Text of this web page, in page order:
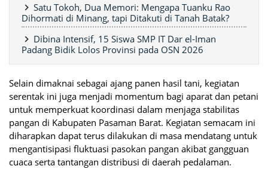
Satu Tokoh, Dua Memori: Mengapa Tuanku Rao
Dihormati di Minang, tapi Ditakuti di Tanah Batak?
Dibina Intensif, 15 Siswa SMP IT Dar el-Iman
Padang Bidik Lolos Provinsi pada OSN 2026
Selain dimaknai sebagai ajang panen hasil tani, kegiatan
serentak ini juga menjadi momentum bagi aparat dan petani
untuk memperkuat koordinasi dalam menjaga stabilitas
pangan di Kabupaten Pasaman Barat. Kegiatan semacam ini
diharapkan dapat terus dilakukan di masa mendatang untuk
mengantisipasi fluktuasi pasokan pangan akibat gangguan
cuaca serta tantangan distribusi di daerah pedalaman.